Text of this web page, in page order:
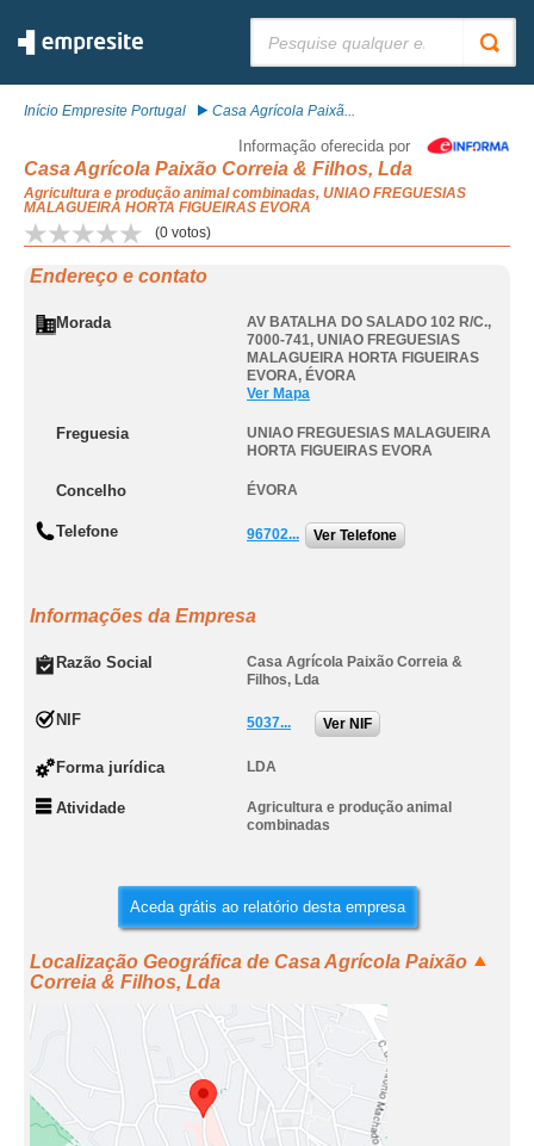
Início Empresite Portugal Casa Agrícola Paixã...
Informação oferecida por
Casa Agrícola Paixão Correia & Filhos, Lda
Agricultura e produção animal combinadas, UNIAO FREGUESIAS
MALAGUEIRA HORTA FIGUEIRAS EVORA
(0 votos)
Endereço e contato
Morada
AV BATALHA DO SALADO 102 R/C.,
7000-741, UNIAO FREGUESIAS
MALAGUEIRA HORTA FIGUEIRAS
EVORA, ÉVORA
Ver Mapa
Freguesia
UNIAO FREGUESIAS MALAGUEIRA
HORTA FIGUEIRAS EVORA
Concelho ÉVORA
Telefone 96702... Ver Telefone
Informações da Empresa
Razão Social
Casa Agrícola Paixão Correia &
Filhos, Lda
NIF 5037... Ver NIF
Forma jurídica LDA
Atividade
Agricultura e produção animal
combinadas
Aceda grátis ao relatório desta empresa
Localização Geográfica de Casa Agrícola Paixão
Correia & Filhos, Lda